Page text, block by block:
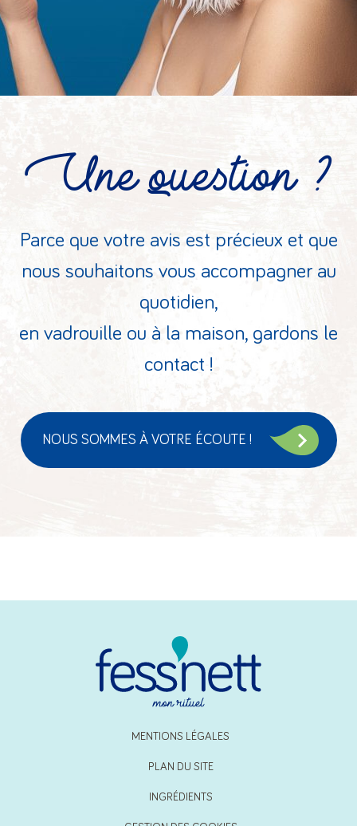
Une question ?
Parce que votre avis est précieux et que
nous souhaitons vous accompagner au
quotidien,
en vadrouille ou à la maison, gardons le
contact !
NOUS SOMMES À VOTRE ÉCOUTE !
MENTIONS LÉGALES
PLAN DU SITE
INGRÉDIENTS